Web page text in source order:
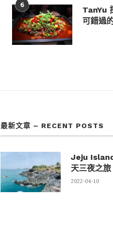
6
TanYu
可錯過
最新文章 – RECENT POSTS
Jeju
天三夜之旅
2022-04-10